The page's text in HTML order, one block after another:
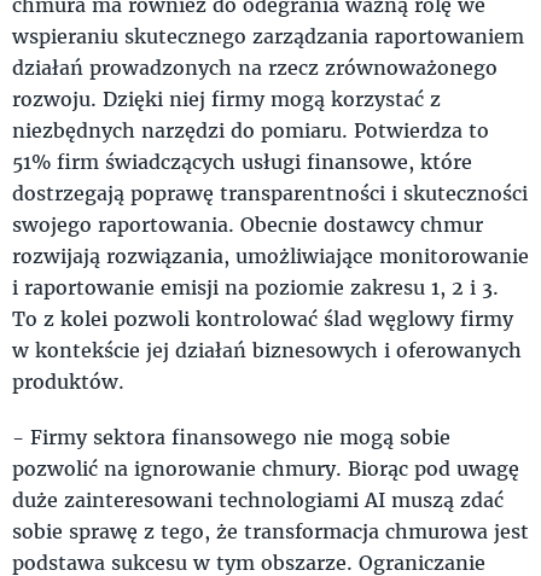
wspieraniu skutecznego zarządzania raportowaniem
działań prowadzonych na rzecz zrównoważonego
rozwoju. Dzięki niej firmy mogą korzystać z
niezbędnych narzędzi do pomiaru. Potwierdza to
51% firm świadczących usługi finansowe, które
dostrzegają poprawę transparentności i skuteczności
swojego raportowania. Obecnie dostawcy chmur
rozwijają rozwiązania, umożliwiające monitorowanie
i raportowanie emisji na poziomie zakresu 1, 2 i 3.
To z kolei pozwoli kontrolować ślad węglowy firmy
w kontekście jej działań biznesowych i oferowanych
produktów.
- Firmy sektora finansowego nie mogą sobie
pozwolić na ignorowanie chmury. Biorąc pod uwagę
duże zainteresowani technologiami AI muszą zdać
sobie sprawę z tego, że transformacja chmurowa jest
podstawa sukcesu w tym obszarze. Ograniczanie